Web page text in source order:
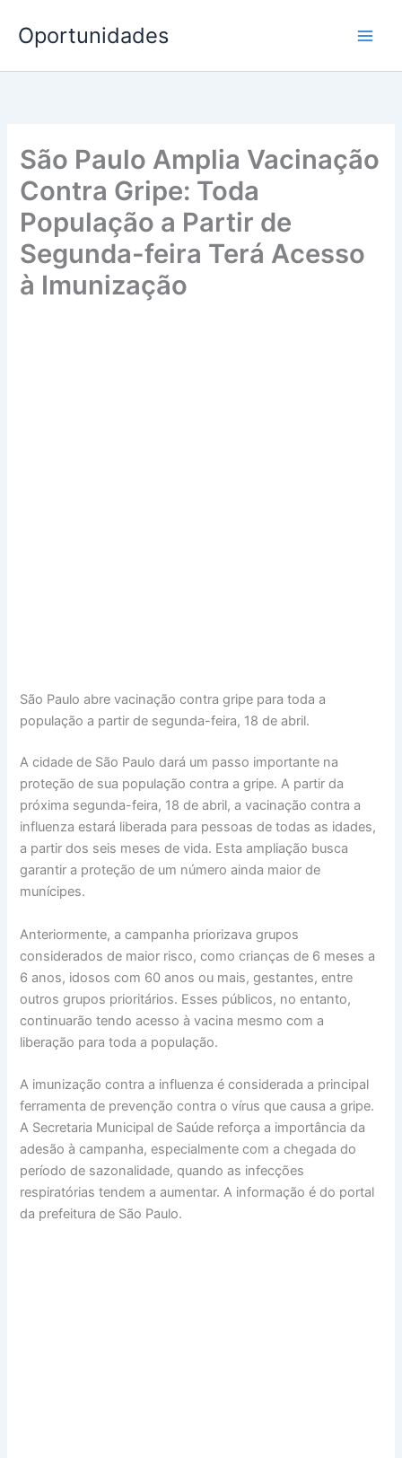
para
conteúdo
Oportunidades
São Paulo Amplia Vacinação
Contra Gripe: Toda
População a Partir de
Segunda-feira Terá Acesso
à Imunização
São Paulo abre vacinação contra gripe para toda a
população a partir de segunda-feira, 18 de abril.
A cidade de São Paulo dará um passo importante na
proteção de sua população contra a gripe. A partir da
próxima segunda-feira, 18 de abril, a vacinação contra a
influenza estará liberada para pessoas de todas as idades,
a partir dos seis meses de vida. Esta ampliação busca
garantir a proteção de um número ainda maior de
munícipes.
Anteriormente, a campanha priorizava grupos
considerados de maior risco, como crianças de 6 meses a
6 anos, idosos com 60 anos ou mais, gestantes, entre
outros grupos prioritários. Esses públicos, no entanto,
continuarão tendo acesso à vacina mesmo com a
liberação para toda a população.
A imunização contra a influenza é considerada a principal
ferramenta de prevenção contra o vírus que causa a gripe.
A Secretaria Municipal de Saúde reforça a importância da
adesão à campanha, especialmente com a chegada do
período de sazonalidade, quando as infecções
respiratórias tendem a aumentar. A informação é do portal
da prefeitura de São Paulo.